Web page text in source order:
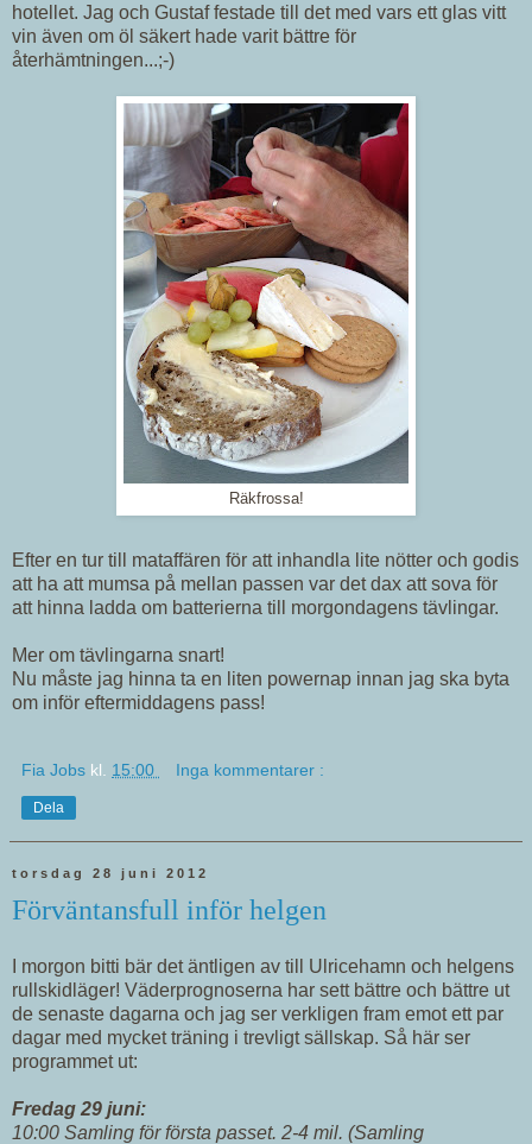
hotellet. Jag och Gustaf festade till det med vars ett glas vitt
vin även om öl säkert hade varit bättre för
återhämtningen...;-)
Räkfrossa!
Efter en tur till mataffären för att inhandla lite nötter och godis
att ha att mumsa på mellan passen var det dax att sova för
att hinna ladda om batterierna till morgondagens tävlingar.
Mer om tävlingarna snart!
Nu måste jag hinna ta en liten powernap innan jag ska byta
om inför eftermiddagens pass!
Fia Jobs kl. 15:00 Inga kommentarer :
Dela
torsdag 28 juni 2012
Förväntansfull inför helgen
I morgon bitti bär det äntligen av till Ulricehamn och helgens
rullskidläger! Väderprognoserna har sett bättre och bättre ut
de senaste dagarna och jag ser verkligen fram emot ett par
dagar med mycket träning i trevligt sällskap. Så här ser
programmet ut:
Fredag 29 juni:
10:00 Samling för första passet. 2-4 mil. (Samling